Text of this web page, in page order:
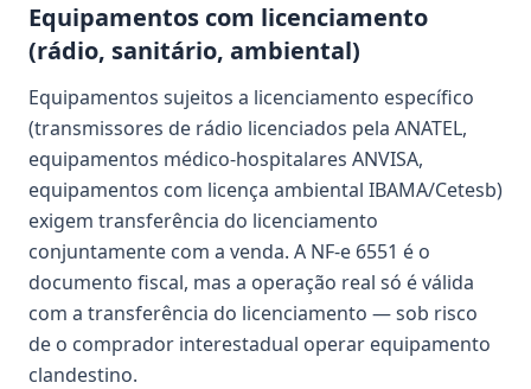
Equipamentos com licenciamento
(rádio, sanitário, ambiental)
Equipamentos sujeitos a licenciamento específico
(transmissores de rádio licenciados pela ANATEL,
equipamentos médico-hospitalares ANVISA,
equipamentos com licença ambiental IBAMA/Cetesb)
exigem transferência do licenciamento
conjuntamente com a venda. A NF-e 6551 é o
documento fiscal, mas a operação real só é válida
com a transferência do licenciamento — sob risco
de o comprador interestadual operar equipamento
clandestino.